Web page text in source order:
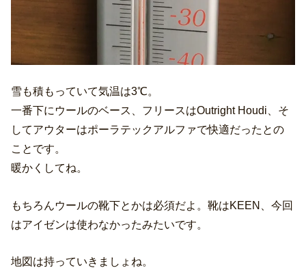
雪も積もっていて気温は3℃。
一番下にウールのベース、フリースはOutright Houdi、そ
してアウターはポーラテックアルファで快適だったとの
ことです。
暖かくしてね。
もちろんウールの靴下とかは必須だよ。靴はKEEN、今回
はアイゼンは使わなかったみたいです。
地図は持っていきましょね。